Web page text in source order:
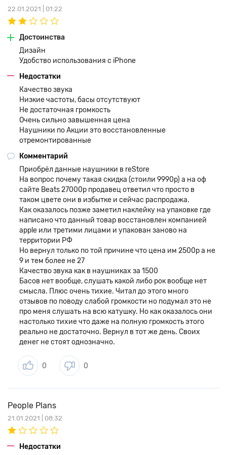
Интуитивная калибровка от Beats
Studio 3 Wireless
Для обеспечения качественного звучания беспроводные
наушники новой серии в реальном времени выполняют
многоуровневую калибровку. Отвечает за это система Pure
ANC, которая:
определяет оптимальные характеристики воспроизведения;
обеспечивает чистоту звука и увеличенный охват частот;
подавляет внешние шумы.
Без лишних хлопот меломан получает лучшее.
На одном заряде
Черно-красные чаши наушников эргономичной формы
помимо динамиков оборудованы собственным
аккумулятором. Его емкость рассчитана на 22 часа
непрерывной работы с использованием всего арсенала
доступных функций. При необходимости меломан может
пролонгировать автономность до 40 часов, просто отключив
режим Pure ANC.
Дополнительное время
С новыми наушниками меломанам не придется надолго
прерывать прослушивание музыки. Этому способствует
22.01.2021 | 01:22
Достоинства
Дизайн
Удобство использования с iPhone
Недостатки
Качество звука
Низкие частоты, басы отсутствуют
Не достаточная громкость
Очень сильно завышенная цена
Наушники по Акции это восстановленные
отремонтированные
Комментарий
Приобрёл данные наушники в reStore
На вопрос почему такая скидка (стоили 9990р) а на оф
сайте Beats 27000р продавец ответил что просто в
таком цвете они в избытке и сейчас распродажа.
Как оказалось позже заметил наклейку на упаковке где
написано что данный товар восстановлен компанией
apple или третими лицами и упакован заново на
территории РФ
Но вернул только по той причине что цена им 2500р а не
9 и тем более не 27
Качество звука как в наушниках за 1500
Басов нет вообще, слушать какой либо рок вообще нет
смысла. Плюс очень тихие. Читал до этого много
отзывов по поводу слабой громкости но подумал это не
про меня слушать на всю катушку. Но как оказалось они
настолько тихие что даже на полную громкость этого
реально не достаточно. Вернул в тот же день. Своих
денег не стоят однозначно.
0 0
People Plans
21.01.2021 | 08:32
Недостатки